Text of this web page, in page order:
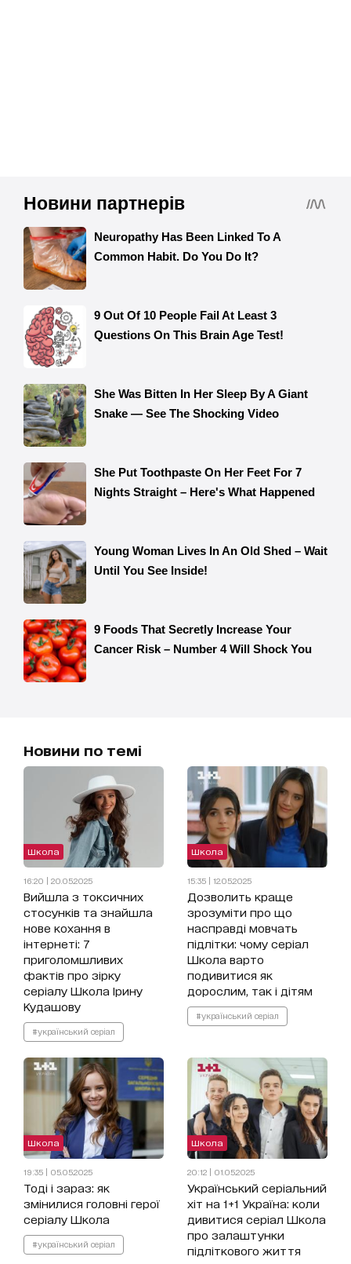
Новини по темі
Школа
16:20 | 20.05.2025
Вийшла з токсичних
стосунків та знайшла
нове кохання в
інтернеті: 7
приголомшливих
фактів про зірку
серіалу Школа Ірину
Кудашову
#український серіал
Школа
15:35 | 12.05.2025
Дозволить краще
зрозуміти про що
насправді мовчать
підлітки: чому серіал
Школа варто
подивитися як
дорослим, так і дітям
#український серіал
Школа
19:35 | 05.05.2025
Тоді і зараз: як
змінилися головні герої
серіалу Школа
#український серіал
Школа
20:12 | 01.05.2025
Український серіальний
хіт на 1+1 Україна: коли
дивитися серіал Школа
про залаштунки
підліткового життя